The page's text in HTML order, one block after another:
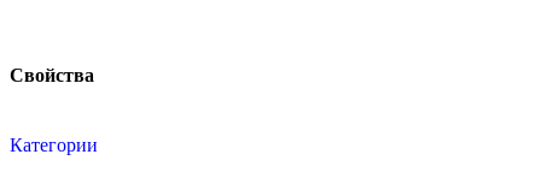
Свойства
Категории